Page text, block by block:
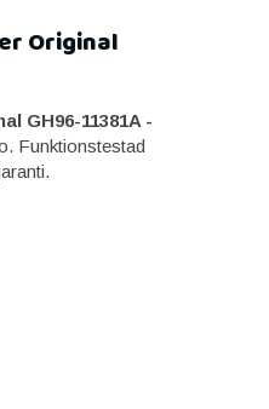
Original
GH96-11381A -
Funktionstestad